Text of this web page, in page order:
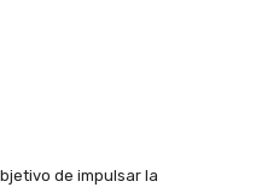
de impulsar la